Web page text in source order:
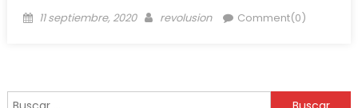
11 septiembre, 2020 revolusion Comment(0)